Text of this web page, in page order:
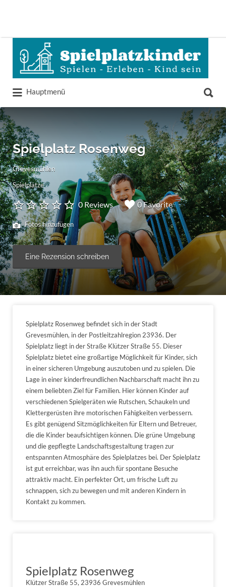
Suchen
nach:
Hauptmenü
nach:
Spielplatz Rosenweg
Grevesmühlen
Spielplätze
0 Reviews 0 Favorite
Fotos hinzufügen
Eine Rezension schreiben
Spielplatz Rosenweg befindet sich in der Stadt
Grevesmühlen, in der Postleitzahlregion 23936. Der
Spielplatz liegt in der Straße Klützer Straße 55. Dieser
Spielplatz bietet eine großartige Möglichkeit für Kinder, sich
in einer sicheren Umgebung auszutoben und zu spielen. Die
Lage in einer kinderfreundlichen Nachbarschaft macht ihn zu
einem beliebten Ziel für Familien. Hier können Kinder auf
verschiedenen Spielgeräten wie Rutschen, Schaukeln und
Klettergerüsten ihre motorischen Fähigkeiten verbessern.
Es gibt genügend Sitzmöglichkeiten für Eltern und Betreuer,
die die Kinder beaufsichtigen können. Die grüne Umgebung
und die gepflegte Landschaftsgestaltung tragen zur
entspannten Atmosphäre des Spielplatzes bei. Der Spielplatz
ist gut erreichbar, was ihn auch für spontane Besuche
attraktiv macht. Ein perfekter Ort, um frische Luft zu
schnappen, sich zu bewegen und mit anderen Kindern in
Kontakt zu kommen.
Spielplatz Rosenweg
Klützer Straße 55, 23936 Grevesmühlen